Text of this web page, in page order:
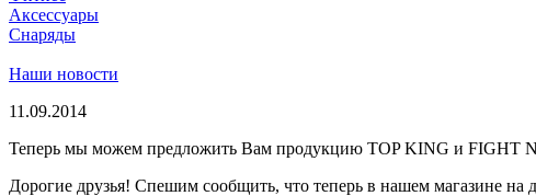
Аксессуары
Снаряды
Наши новости
11.09.2014
Теперь мы можем предложить Вам продукцию TOP KING и FIGHT
Дорогие друзья! Спешим сообщить, что теперь в нашем магазине на